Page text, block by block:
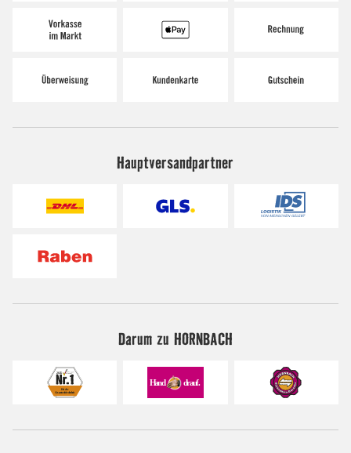
Hauptversandpartner
Darum zu HORNBACH